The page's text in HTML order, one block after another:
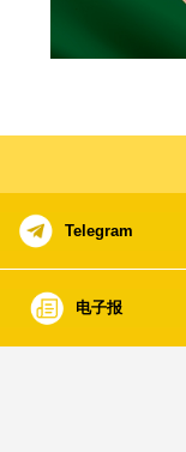
Telegram
电子报